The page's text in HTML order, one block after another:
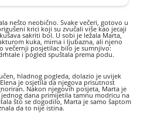
nešto neobično. Svake večeri, gotovo u
krici koji su zvučali više kao jecaji
sakriti bol. U sobi je ležala Marta,
kuka, mirna i ljubazna, ali njeno
večernji posjetilac bilo je sumnjivo:
i pogled spuštala prema podu.
hladnog pogleda, dolazio je uvijek
je osjetila da njegova prisutnost
Nakon njegovih posjeta, Marta je
dana primijetila tamnu modricu na
što se dogodilo, Marta je samo šaptom
da to nije istina.